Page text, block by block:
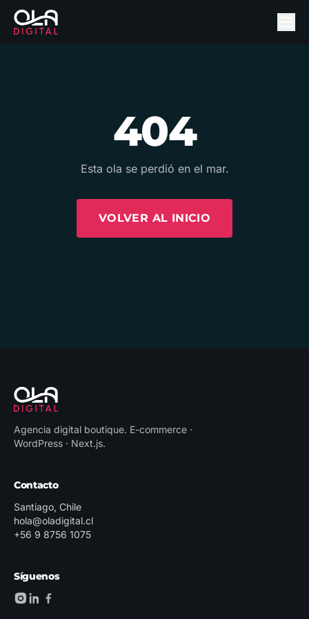
404
Esta ola se perdió en el mar.
VOLVER AL INICIO
Agencia digital boutique. E-commerce ·
WordPress · Next.js.
Contacto
Santiago, Chile
hola@oladigital.cl
+56 9 8756 1075
Síguenos